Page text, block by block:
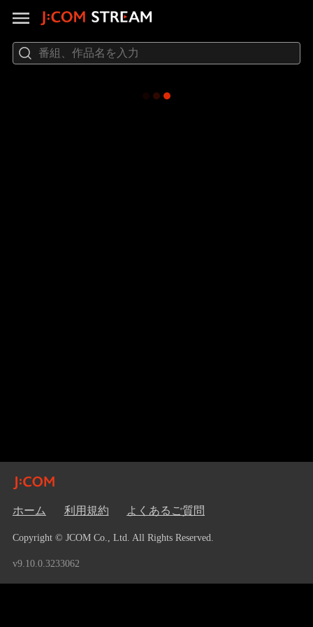
ホーム 利用規約 よくあるご質問
Copyright © JCOM Co., Ltd. All Rights Reserved.
v9.10.0.3233062